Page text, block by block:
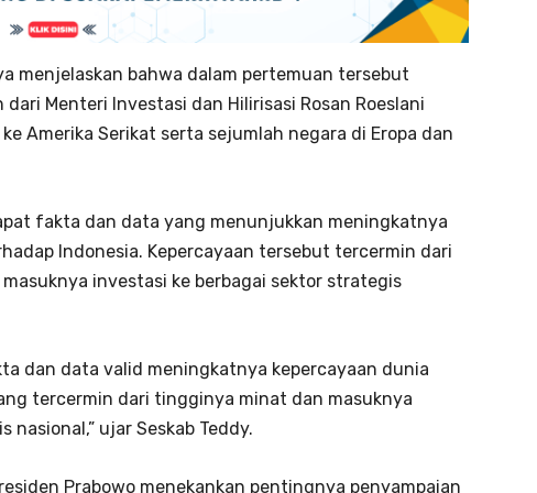
menjelaskan bahwa dalam pertemuan tersebut
Menteri Investasi dan Hilirisasi Rosan Roeslani
Amerika Serikat serta sejumlah negara di Eropa dan
fakta dan data yang menunjukkan meningkatnya
Indonesia. Kepercayaan tersebut tercermin dari
investasi ke berbagai sektor strategis
dan data valid meningkatnya kepercayaan dunia
tercermin dari tingginya minat dan masuknya
ujar Seskab Teddy.
Prabowo menekankan pentingnya penyampaian